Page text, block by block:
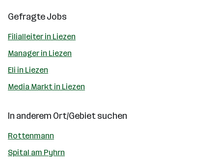
Gefragte Jobs
Filialleiter in Liezen
Manager in Liezen
Eli in Liezen
Media Markt in Liezen
In anderem Ort/Gebiet suchen
Rottenmann
Spital am Pyhrn